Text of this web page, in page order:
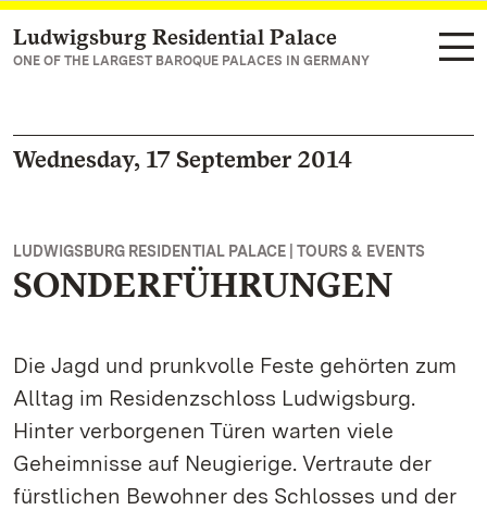
Navigate to main page
Ludwigsburg Residential Palace
ONE OF THE LARGEST BAROQUE PALACES IN GERMANY
Wednesday, 17 September 2014
LUDWIGSBURG RESIDENTIAL PALACE | TOURS & EVENTS
SONDERFÜHRUNGEN
Die Jagd und prunkvolle Feste gehörten zum
Alltag im Residenzschloss Ludwigsburg.
Hinter verborgenen Türen warten viele
Geheimnisse auf Neugierige. Vertraute der
fürstlichen Bewohner des Schlosses und der